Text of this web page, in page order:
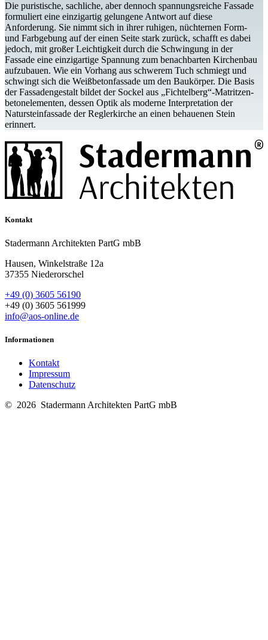
Die puristische, sachliche, aber dennoch spannungs­reiche Fassade
formuliert eine einzig­artig gelungene Antwort auf diese
Anforderung. Sie nimmt sich in ihrer ruhigen, nüchternen Form-
und Farbgebung auf der einen Seite stark zurück, schafft es dabei
jedoch, mit großer Leichtigkeit durch die Schwingung in der
Fassade eine einzig­artige Spannung zum benach­barten Kirchenbau
aufzubauen. Wie ein Vorhang aus schwerem Tuch schmiegt und
schwingt sich die Weißbeton­fassade um den Baukörper. Die Basis
der Fassaden­gestalt bildet der Sockel aus „Fichtelberg“-Matritzen­
beton­elementen, dessen Optik als moderne Inter­pretation der
Naturstein­fassade der Reglerkirche an einen behauenen Stein
erinnert.
Kontakt
Stadermann Architekten PartG mbB
Hausen, Winkelstraße 12a
37355 Niederorschel
+49 (0) 3605 56190
+49 (0) 3605 561999
info@aos-online.de
Informationen
Kontakt
Impressum
Datenschutz
© 2026 Stadermann Architekten PartG mbB